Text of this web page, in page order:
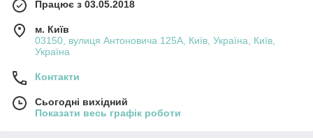
Працює з 03.05.2018
м. Київ
03150, вулиця Антоновича 125А, Київ, Україна, Київ,
Україна
Контакти
Сьогодні вихідний
Показати весь графік роботи